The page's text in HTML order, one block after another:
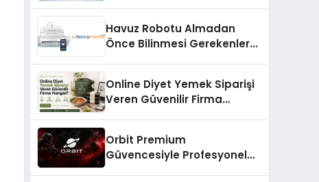
Havuz Robotu Almadan
Önce Bilinmesi Gerekenler
Online Diyet Yemek Siparişi
Veren Güvenilir Firma
Orbit Premium
Güvencesiyle Profesyonel